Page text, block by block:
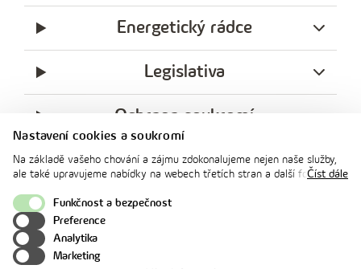
Nastavení cookies a soukromí
Na základě vašeho chování a zájmu zdokonalujeme nejen naše služby,
ale také upravujeme nabídky na webech třetích stran a další formy
souhlasu. Svoje nastavení můžete kdykoliv změnit v zápatí stránky v
„Nastavení soukromí". Více informací o tom, jak se soubory cookies a
osobními údaji pracujeme, včetně možností uplatnění vašich práv,
naleznete na webové stránce v sekci
Číst dále
Funkčnost a bezpečnost
Preference
Analytika
Marketing
Energetický rádce
Legislativa
Ochrana soukromí
messengerfacebook
x
innogy
instagramyoutubeLinkedin